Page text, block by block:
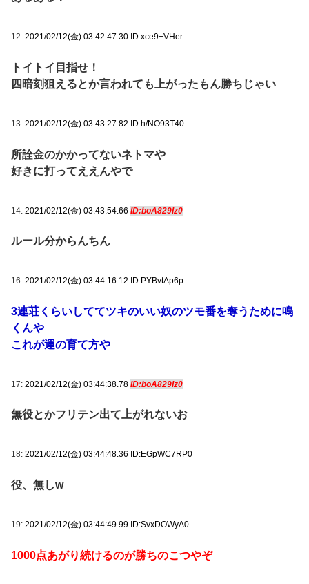
12: 2021/02/12(金) 03:42:47.30 ID:xce9+VHer
トイトイ目指せ！
四暗刻狙えるとか言われても上がったもん勝ちじゃい
13: 2021/02/12(金) 03:43:27.82 ID:h/NO93T40
所詮金のかかってないネトマや
好きに打ってええんやで
14: 2021/02/12(金) 03:43:54.66 ID:boA829Iz0
ルール分からんちん
16: 2021/02/12(金) 03:44:16.12 ID:PYBvtAp6p
3連荘くらいしててツキのいい奴のツモ番を奪うために鳴
くんや
これが運の育て方や
17: 2021/02/12(金) 03:44:38.78 ID:boA829Iz0
無役とかフリテン出て上がれないお
18: 2021/02/12(金) 03:44:48.36 ID:EGpWC7RP0
役、無しw
19: 2021/02/12(金) 03:44:49.99 ID:SvxDOWyA0
1000点あがり続けるのが勝ちのこつやぞ